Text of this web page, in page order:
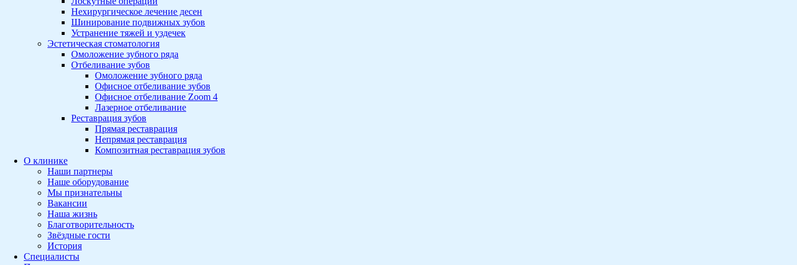
Нехирургическое лечение десен
Шинирование подвижных зубов
Устранение тяжей и уздечек
Эстетическая стоматология
Омоложение зубного ряда
Отбеливание зубов
Омоложение зубного ряда
Офисное отбеливание зубов
Офисное отбеливание Zoom 4
Лазерное отбеливание
Реставрация зубов
Прямая реставрация
Непрямая реставрация
Композитная реставрация зубов
О клинике
Наши партнеры
Наше оборудование
Мы признательны
Вакансии
Наша жизнь
Благотворительность
Звёздные гости
История
Специалисты